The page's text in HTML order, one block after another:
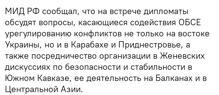
МИД РФ сообщал, что на встрече дипломаты
обсудят вопросы, касающиеся содействия ОБСЕ
урегулированию конфликтов не только на востоке
Украины, но и в Карабахе и Приднестровье, а
также посредничество организации в Женевских
дискуссиях по безопасности и стабильности в
Южном Кавказе, ее деятельность на Балканах и в
Центральной Азии.